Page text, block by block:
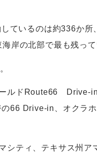
ているのは約336か所
岸の北部で最も残って
ルドRoute66 Drive-
66 Drive-in、オクラホ
ティ、テキサス州ア